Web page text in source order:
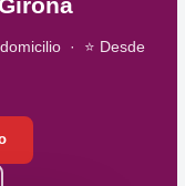
· ⭐ Desde